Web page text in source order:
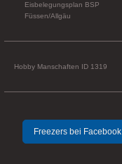
Eisbelegungsplan BSP
Füssen/Allgäu
Hobby Manschaften ID 1319
Freezers bei Facebook